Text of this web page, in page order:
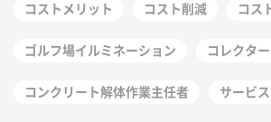
コストメリット コスト削減 コス
ゴルフ場イルミネーション コレクタ
コンクリート解体作業主任者 サービ